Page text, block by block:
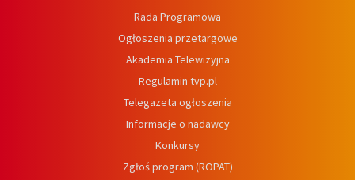
Rada Programowa
Ogłoszenia przetargowe
Akademia Telewizyjna
Regulamin tvp.pl
Telegazeta ogłoszenia
Informacje o nadawcy
Konkursy
Zgłoś program (ROPAT)